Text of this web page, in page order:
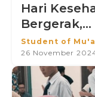
Hari
Bergerak,...
Student of
26 November